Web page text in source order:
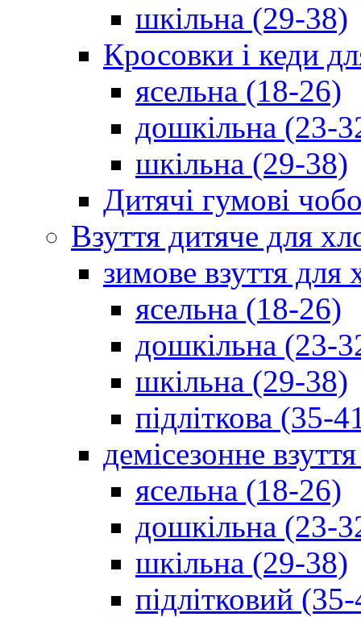
шкільна (29-38)
Кросовки і кеди
ясельна (18-26)
дошкільна (23-
шкільна (29-38)
Дитячі гумові
Взуття дитяче для
зимове взуття для
ясельна (18-26)
дошкільна (23-
шкільна (29-38)
підліткова (35-
демісезонне
ясельна (18-26)
дошкільна (23-
шкільна (29-38)
підлітковий